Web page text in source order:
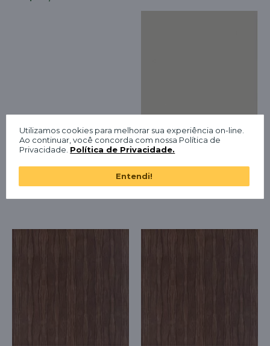
FITA DE BORDA
PROADEC KASHMIR
0,45MMX100MM 1
METRO
Utilizamos cookies para melhorar sua experiência on-line.
Ao continuar, você concorda com nossa Política de
Privacidade. Política de Privacidade.
Entendi!